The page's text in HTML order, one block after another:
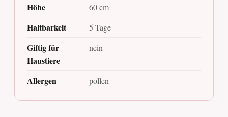
Höhe 60 cm
Haltbarkeit 5 Tage
Giftig für
Haustiere
nein
Allergen pollen